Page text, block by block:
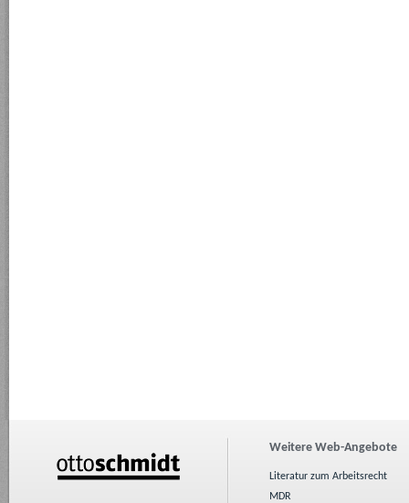
Weitere Web-Angebote
Literatur zum Arbeitsrecht
MDR